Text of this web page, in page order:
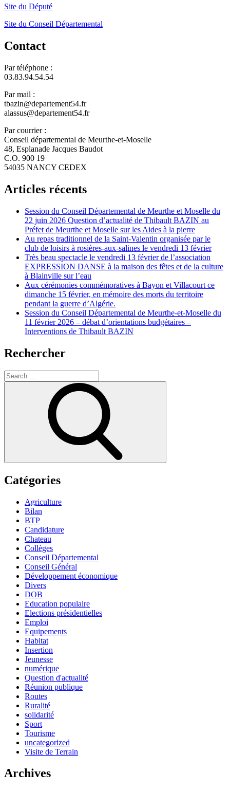
Site du Député
Site du Conseil Départemental
Contact
Par téléphone :
03.83.94.54.54
Par mail :
tbazin@departement54.fr
alassus@departement54.fr
Par courrier :
Conseil départemental de Meurthe-et-Moselle
48, Esplanade Jacques Baudot
C.O. 900 19
54035 NANCY CEDEX
Articles récents
Session du Conseil Départemental de Meurthe et Moselle du
22 juin 2026 Question d’actualité de Thibault BAZIN au
Préfet de Meurthe et Moselle sur les Aides à la pierre
Au repas traditionnel de la Saint-Valentin organisée par le
club de loisirs à rosières-aux-salines le vendredi 13 février
Très beau spectacle le vendredi 13 février de l’association
EXPRESSION DANSE à la maison des fêtes et de la culture
à Blainville sur l’eau
Aux cérémonies commémoratives à Bayon et Villacourt ce
dimanche 15 février, en mémoire des morts du territoire
pendant la guerre d’Algérie.
Session du Conseil Départemental de Meurthe-et-Moselle du
11 février 2026 – débat d’orientations budgétaires –
Interventions de Thibault BAZIN
Rechercher
Search
for:
Catégories
Agriculture
Bilan
BTP
Candidature
Chateau
Collèges
Conseil Départemental
Conseil Général
Développement économique
Divers
DOB
Education populaire
Elections présidentielles
Emploi
Equipements
Habitat
Insertion
Jeunesse
numérique
Question d'actualité
Réunion publique
Routes
Ruralité
solidarité
Sport
Tourisme
uncategorized
Visite de Terrain
Archives